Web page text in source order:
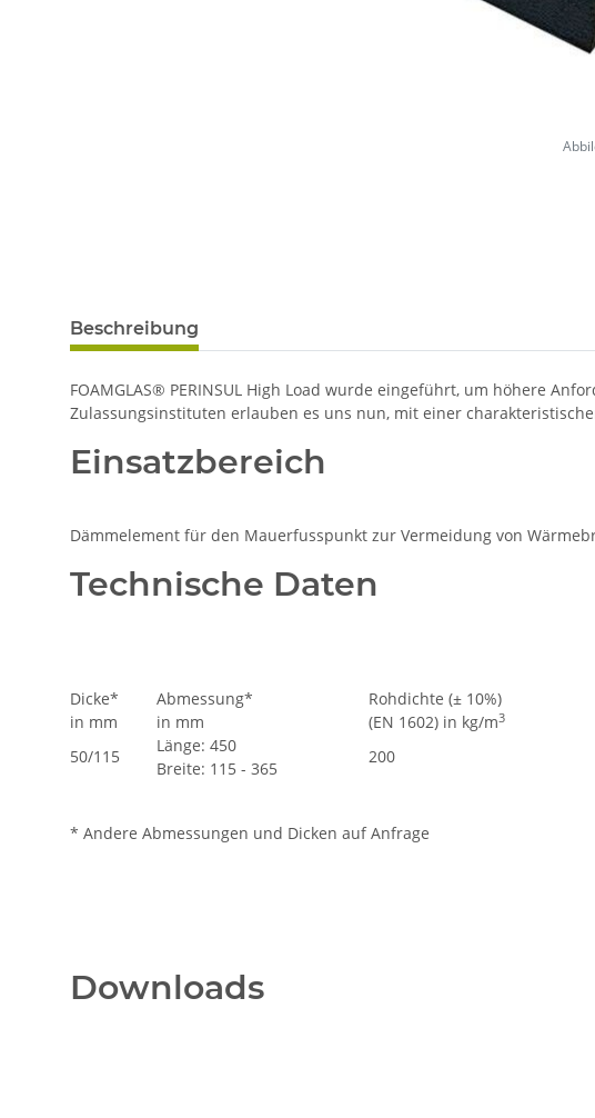
Beschreibung
FOAMGLAS® PERINSUL High Load wurde eingeführt, um höhere
Zulassungsinstituten erlauben es uns nun, mit einer
Einsatzbereich
Dämmelement für den Mauerfusspunkt zur Vermeidung von
Technische Daten
Dicke*
in mm
Abmessung*
in mm
Rohdichte (± 10%)
(EN 1602) in kg/m3
50/115
Länge: 450
Breite: 115 - 365
200
* Andere Abmessungen und Dicken auf Anfrage
Downloads